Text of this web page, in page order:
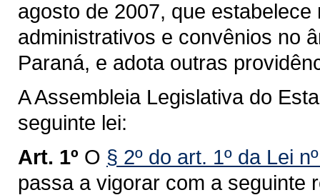
agosto de 2007, que
administrativos e convênios no
Paraná, e adota outras
A Assembleia Legislativa do
seguinte lei:
Art. 1º O § 2º do art. 1º da Lei
passa a vigorar com a seguinte